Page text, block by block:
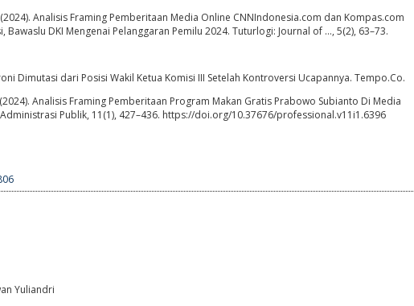
(2024). Analisis Framing Pemberitaan Media Online CNNIndonesia.com dan Kompas.com
DKI Mengenai Pelanggaran Pemilu 2024. Tuturlogi: Journal of …, 5(2), 63–73.
Dimutasi dari Posisi Wakil Ketua Komisi III Setelah Kontroversi Ucapannya. Tempo.Co.
Analisis Framing Pemberitaan Program Makan Gratis Prabowo Subianto Di Media
Publik, 11(1), 427–436. https://doi.org/10.37676/professional.v11i1.6396
Yuliandri